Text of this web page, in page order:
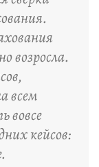
возросла.
всем
вовсе
кейсов: